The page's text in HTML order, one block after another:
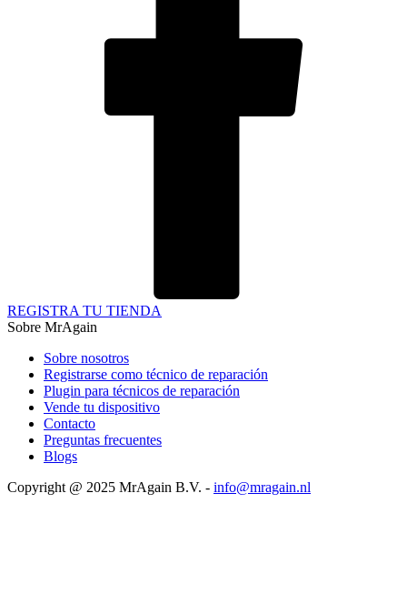
REGISTRA TU TIENDA
Sobre MrAgain
Sobre nosotros
Registrarse como técnico de reparación
Plugin para técnicos de reparación
Vende tu dispositivo
Contacto
Preguntas frecuentes
Blogs
Copyright @ 2025 MrAgain B.V. - info@mragain.nl